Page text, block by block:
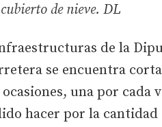
de nieve. DL
de la
se encuentra
una por
hacer por la